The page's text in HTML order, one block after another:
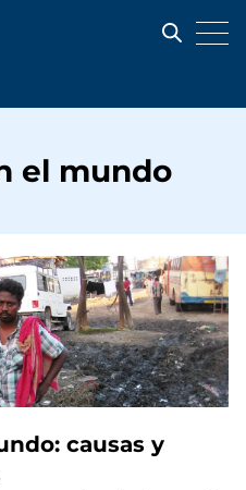
el mundo
causas y